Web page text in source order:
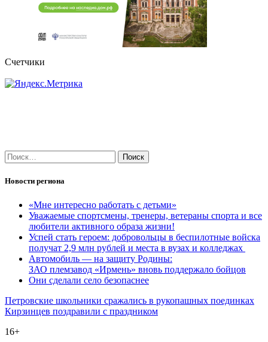
Счетчики
Найти:
Новости региона
«Мне интересно работать с детьми»
Уважаемые спортсмены, тренеры, ветераны спорта и все
любители активного образа жизни!
Успей стать героем: добровольцы в беспилотные войска
получат 2,9 млн рублей и места в вузах и колледжах
Автомобиль — на защиту Родины:
ЗАО племзавод «Ирмень» вновь поддержало бойцов
Они сделали село безопаснее
Навигация
по
записям
Петровские школьники сражались в рукопашных поединках
Кирзинцев поздравили с праздником
16+